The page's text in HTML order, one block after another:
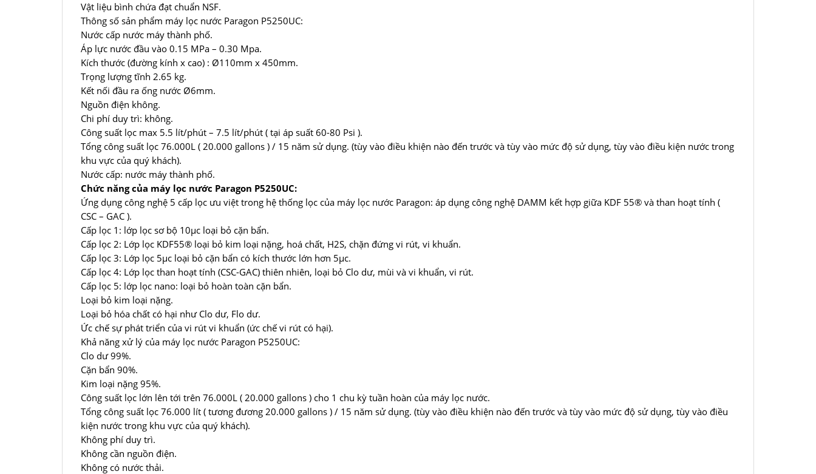
Vật liệu bình chứa đạt chuẩn NSF.
Thông số sản phẩm máy lọc nước Paragon P5250UC:
Nước cấp nước máy thành phố.
Áp lực nước đầu vào 0.15 MPa – 0.30 Mpa.
Kích thước (đường kính x cao) : Ø110mm x 450mm.
Trọng lượng tĩnh 2.65 kg.
Kết nối đầu ra ống nước Ø6mm.
Nguồn điện không.
Chi phí duy trì: không.
Công suất lọc max 5.5 lít/phút – 7.5 lít/phút ( tại áp suất 60-80 Psi ).
Tổng công suất lọc 76.000L ( 20.000 gallons ) / 15 năm sử dụng. (tùy vào điều khiện nào đến trước và tùy vào mức độ sử dụng, tùy vào điều kiện nước trong
khu vực của quý khách).
Nước cấp: nước máy thành phố.
Chức năng của máy lọc nước Paragon P5250UC:
Ứng dụng công nghệ 5 cấp lọc ưu việt trong hệ thống lọc của máy lọc nước Paragon: áp dụng công nghệ DAMM kết hợp giữa KDF 55® và than hoạt tính (
CSC – GAC ).
Cấp lọc 1: lớp lọc sơ bộ 10μc loại bỏ cặn bẩn.
Cấp lọc 2: Lớp lọc KDF55® loại bỏ kim loại nặng, hoá chất, H2S, chặn đứng vi rút, vi khuẩn.
Cấp lọc 3: Lớp lọc 5μc loại bỏ cặn bẩn có kích thước lớn hơn 5μc.
Cấp lọc 4: Lớp lọc than hoạt tính (CSC-GAC) thiên nhiên, loại bỏ Clo dư, mùi và vi khuẩn, vi rút.
Cấp lọc 5: lớp lọc nano: loại bỏ hoàn toàn cặn bẩn.
Loại bỏ kim loại nặng.
Loại bỏ hóa chất có hại như Clo dư, Flo dư.
Ức chế sự phát triển của vi rút vi khuẩn (ức chế vi rút có hại).
Khả năng xử lý của máy lọc nước Paragon P5250UC:
Clo dư 99%.
Cặn bẩn 90%.
Kim loại nặng 95%.
Công suất lọc lớn lên tới trên 76.000L ( 20.000 gallons ) cho 1 chu kỳ tuần hoàn của máy lọc nước.
Tổng công suất lọc 76.000 lít ( tương đương 20.000 gallons ) / 15 năm sử dụng. (tùy vào điều khiện nào đến trước và tùy vào mức độ sử dụng, tùy vào điều
kiện nước trong khu vực của quý khách).
Không phí duy trì.
Không cần nguồn điện.
Không có nước thải.